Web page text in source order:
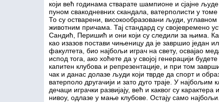
који већ годинама стварате шампионе и сјајне
пуном свакодневних скандала, ватерполисти у томе
То су остварени, високообразовани људи,
животним причама. Тај стандард су својевремено
Сандић, Перишић и они који су следили за њима.
као изазов постави чињеницу да је завршио један
факултета, био најбољи играч на свету, освајао
испод тога, ако хоћете да у својој генерацији
капитен клубова и репрезентације, и при том
чак и данас долазе људи који тврде да спорт и
ватерполо другачији и зато дуго траје. У
дечаци играчки развијају, већ и каквог су
нивоу, одлазе у мање клубове. Остају само